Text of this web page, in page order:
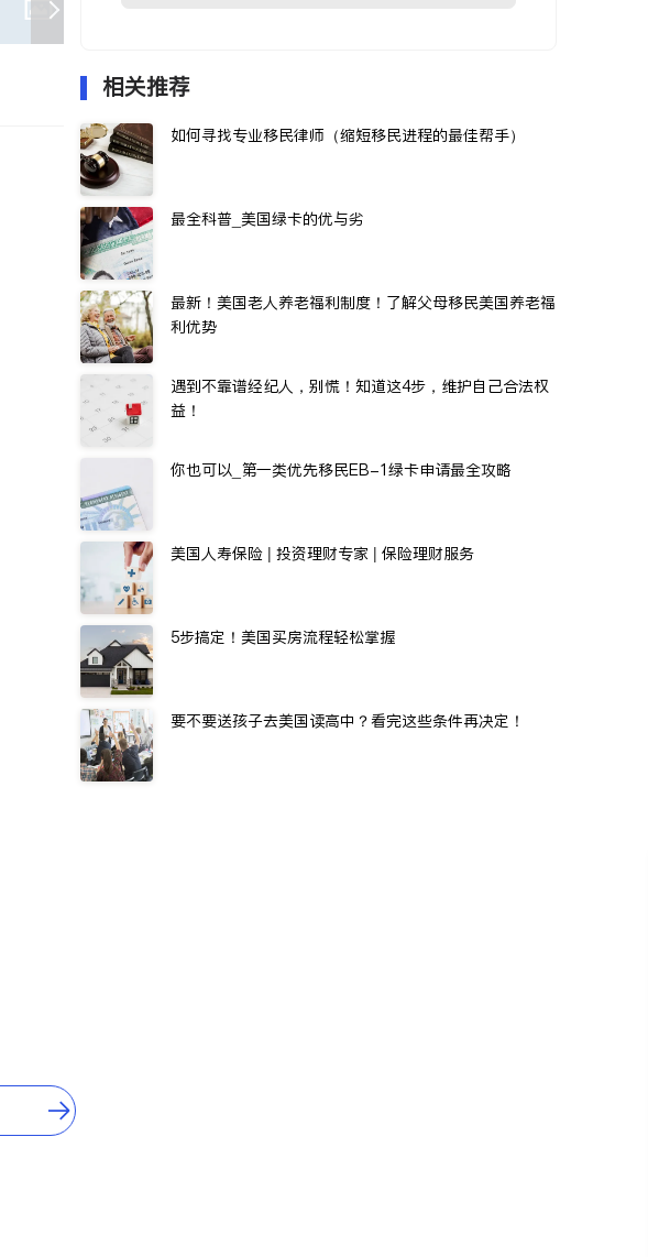
相关推荐
如何寻找专业移民律师（缩短移民进程的最佳帮手）
最全科普_美国绿卡的优与劣
最新！美国老人养老福利制度！了解父母移民美国养老福
利优势
遇到不靠谱经纪人，别慌！知道这4步，维护自己合法权
益！
你也可以_第一类优先移民EB-1绿卡申请最全攻略
美国人寿保险 | 投资理财专家 | 保险理财服务
5步搞定！美国买房流程轻松掌握
要不要送孩子去美国读高中？看完这些条件再决定！